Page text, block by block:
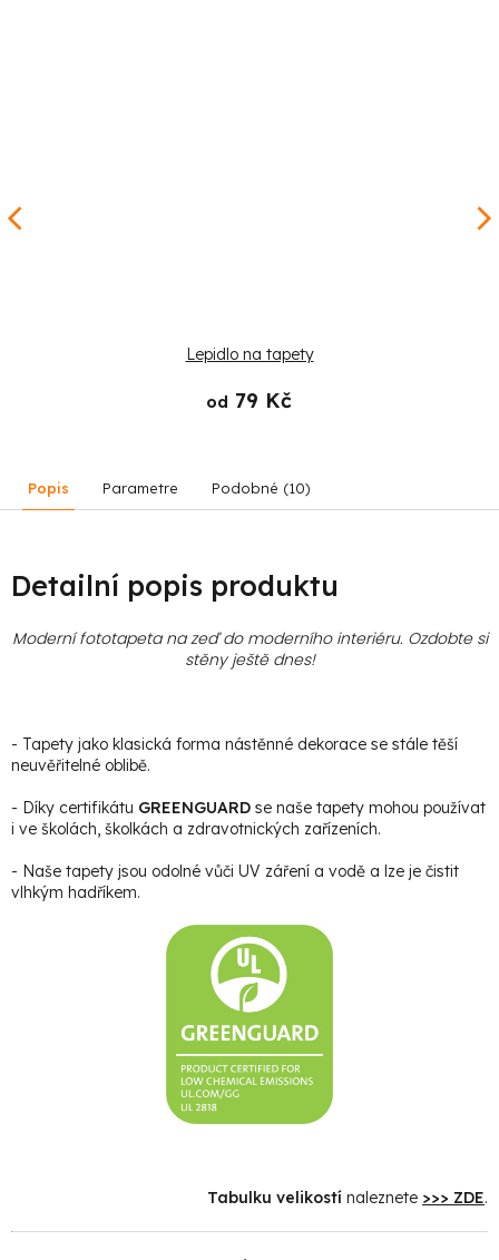
Lepidlo na tapety
od 79 Kč
Popis Parametre Podobné (10)
Detailní popis produktu
Moderní fototapeta na zeď do moderního interiéru. Ozdobte si
stěny ještě dnes!
- Tapety jako klasická forma nástěnné dekorace se stále těší
neuvěřitelné oblibě.
- Díky certifikátu GREENGUARD se naše tapety mohou používat
i ve školách, školkách a zdravotnických zařízeních.
- Naše tapety jsou odolné vůči UV záření a vodě a lze je čistit
vlhkým hadříkem.
Tabulku velikostí naleznete >>> ZDE.